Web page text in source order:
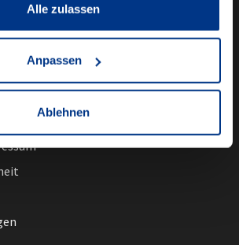
Alle zulassen
Anpassen
Ablehnen